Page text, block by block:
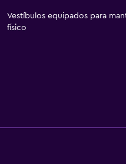
Vestíbulos equipados para
físico